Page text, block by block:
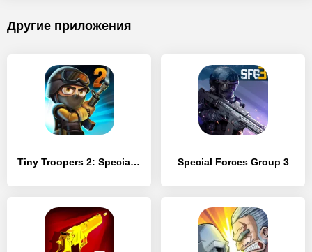
Другие приложения
Tiny Troopers 2: Special Ops Special Forces Group 3